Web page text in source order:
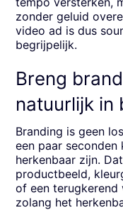
zonder geluid
video ad is dus
begrijpelijk.
Breng
natuurlijk in
Branding is geen
een paar
herkenbaar zijn.
productbeeld,
of een terugkerend
zolang het